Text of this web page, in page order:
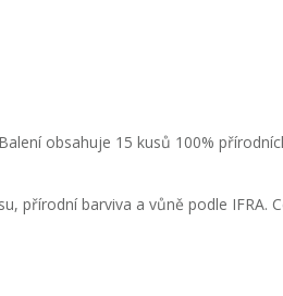
obsahuje 15 kusů 100%
přírodní barviva a vůně podle IFRA.